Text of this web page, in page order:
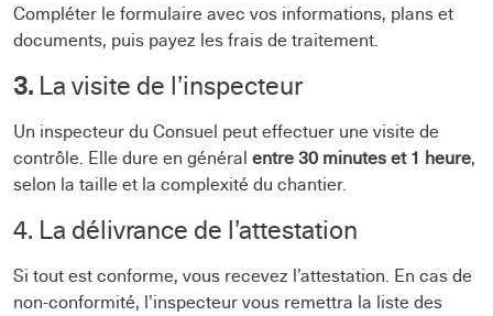
Compléter le formulaire avec vos informations, plans et
documents, puis payez les frais de traitement.
3. La visite de l’inspecteur
Un inspecteur du Consuel peut effectuer une visite de
contrôle. Elle dure en général entre 30 minutes et 1 heure,
selon la taille et la complexité du chantier.
4. La délivrance de l’attestation
Si tout est conforme, vous recevez l’attestation. En cas de
non-conformité, l’inspecteur vous remettra la liste des